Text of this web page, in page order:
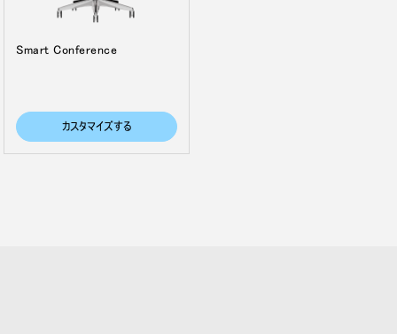
Smart Conference
カスタマイズする